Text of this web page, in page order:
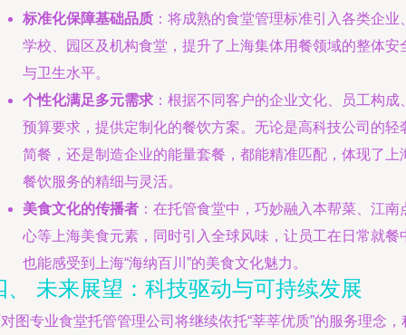
标准化保障基础品质 ：将成熟的食堂管理标准引入各类企业
学校、园区及机构食堂，提升了上海集体用餐领域的整体安
与卫生水平。
个性化满足多元需求 ：根据不同客户的企业文化、员工构成
预算要求，提供定制化的餐饮方案。无论是高科技公司的轻
简餐，还是制造企业的能量套餐，都能精准匹配，体现了上
餐饮服务的精细与灵活。
美食文化的传播者 ：在托管食堂中，巧妙融入本帮菜、江南
心等上海美食元素，同时引入全球风味，让员工在日常就餐
也能感受到上海“海纳百川”的美食文化魅力。
、 未来展望：科技驱动与可持续发展
图专业食堂托管管理公司将继续依托“莘莘优质”的服务理念，